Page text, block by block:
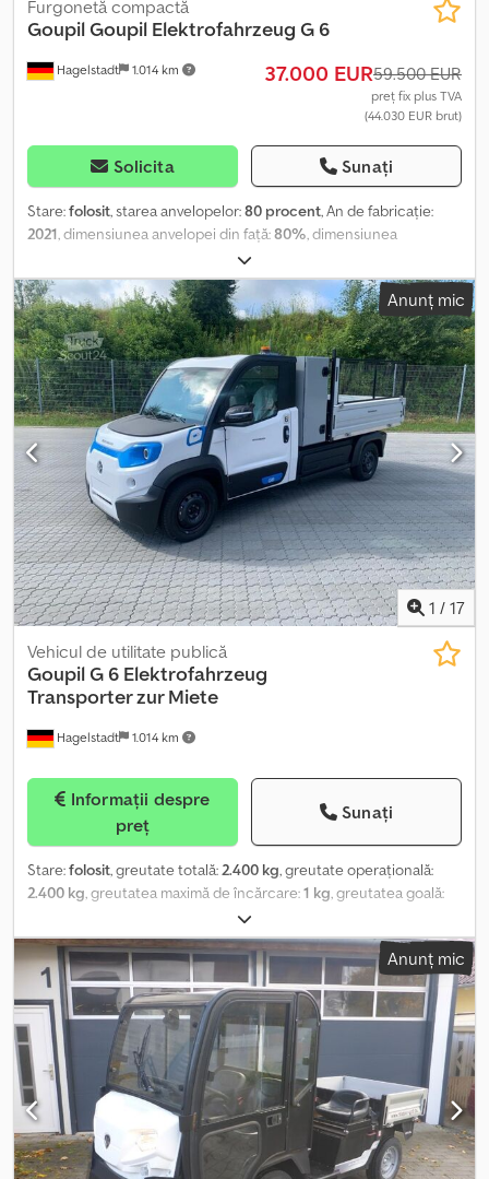
Hagelstadt 1.014 km
Furgonetă compactă
GoupilGoupil Elektrofahrzeug G 6
37.000 EUR59.500 EUR
preț fix plus TVA
(44.030 EUR brut)
Solicita Sunați
Stare:folosit, starea anvelopelor:80 procent, An de fabricație:
2021, dimensiunea anvelopei din față:80%, dimensiunea
, viteză maximă:
înmatriculare: 2021_____Vindem aici utilajul nostru de prezentare
Goupil G6, cu baterie litiu de 28,8 kWh, clasa de vehicul N1,
autonomie (conform WLTC și testată în practică) de până la ~110
km. Display color LCD HD, senzor de lumină și ploaie, încălzire
electrică de 5000W, servodirecție, faruri și stopuri LED, frână cu
recuperare, uși cu oglinzi reglabile și rabatabile electric, geamuri
electrice, protecție la baza șasiului, cuplă de remorcă cu cap
sferic, sarcină maximă remorcabilă (cu frână) 1700 kg, conform
StVZO. Cutie de transport și scule în spatele cabinei. Radio cu
MP3 și Bluetooth, girofar LED, încălzire pentru scaunul șoferului,
comenzi în cabină pentru funcțiile vehiculului, basculant scurt cu
trei laturi din aluminiu rabatabile, suprastructură cu grilaj pentru
vehicule combinate. Informații suplimentare la cerere. Locația:
93095 Hagelstadt. Djdpfxeqk N D Ae Aprswa
Anunț mic
1 / 17
Hagelstadt 1.014 km
Vehicul de utilitate publică
GoupilG 6 Elektrofahrzeug
Transporter zur Miete
preț
Sunați
Stare:folosit, greutate totală: 2.400 kg, greutate operațională:
2.400 kg , greutatea maximă de încărcare:1 kg , greutatea goală:
, dimensiunea anvelopei:315/55R16 MPT
fabricație:2021, ore de funcționare:400 h, starea anvelopelor:80
procent, dimensiunea anvelopei din față:315/55R16 MPT | 80%,
dimensiunea anvelopei din spate:315/55R16 MPT | 80%, viteză
maximă:80 km/h, Anvelope (f): 315/55R16 MPT, Anvelope (sp):
315/55R16 MPT, Ore de funcționare: 400, Trepte înainte: 1, Trepte
înapoi: 1, Potrivit pentru (model): Unimog, camion, Prima
înmatriculare: 2021_____Goupil G 6 Vehicul electric de închiriat.
80 km/h, basculant, încălzire, baterie litiu 28,8 kWh, sarcină utilă
cca. 1.200 KG. Autonomie cca. 130 kilometri. Livrare gratuită pe o
rază de 100 kilometri. Adresa de preluare: Donaustrasse 10, 94491
Hengersberg. Detalii la cerere. Locație depozit: 94491
Anunț mic